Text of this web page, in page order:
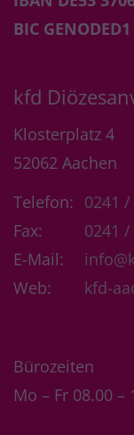
BIC
kfd
Klosterplatz 4
52062 Aachen
Telefon: 0241
Fax:
0241
E-Mail:
Web:
kfd-
Bürozeiten
Mo – Fr 08.00 –